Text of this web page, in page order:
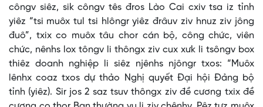
côngv siêz, sik côngv tês đros Lào Cai cxiv tsa iz tỉnh
yiêz “tsi muôx tul tsi hlôngr yiêz đrâuv ziv hnuz ziv jông
đuô”, txix co muôx tâu chor cán bộ, công chức, viên
chức, nênhs lox tôngv li thôngx ziv cux xưk li tsôngv box
thiêz doanh nghiệp li siêz njênhs njôngr txos: “Muôx
lênhx coaz txos dự thảo Nghị quyết Đại hội Đảng bộ
tỉnh (yiêz). Sir jos 2 saz tsuv thôngx ziv đề cương txix đề